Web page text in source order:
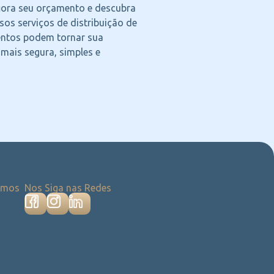
seu orçamento e descubra
serviços de distribuição de
podem tornar sua
segura, simples e
Nos Siga nas Redes